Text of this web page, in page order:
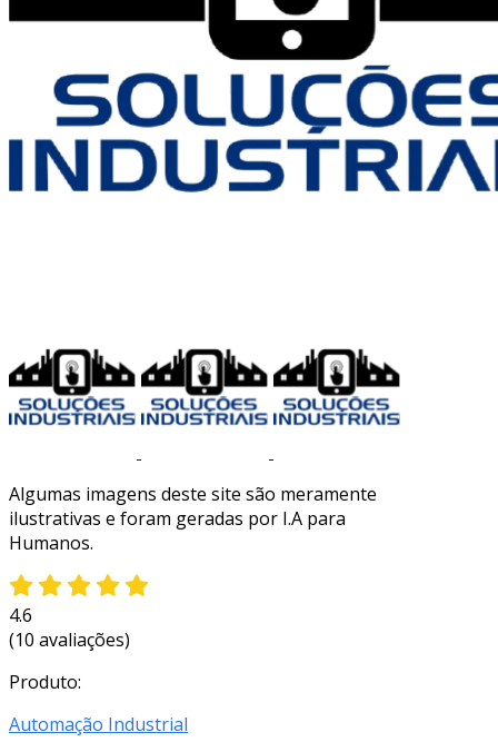
Algumas imagens deste site são meramente
ilustrativas e foram geradas por I.A para
Humanos.
4.6
(10 avaliações)
Produto:
Automação Industrial